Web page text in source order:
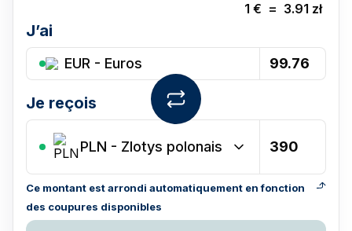
1 € = 3.91 zł
J’ai
EUR - Euros
Je reçois
PLN - Zlotys polonais
Ce montant est arrondi automatiquement en fonction
des coupures disponibles